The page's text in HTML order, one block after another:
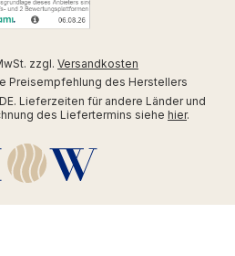
zzgl. Versandkosten
Preisempfehlung des Herstellers
Lieferzeiten für andere Länder und
des Liefertermins siehe hier.